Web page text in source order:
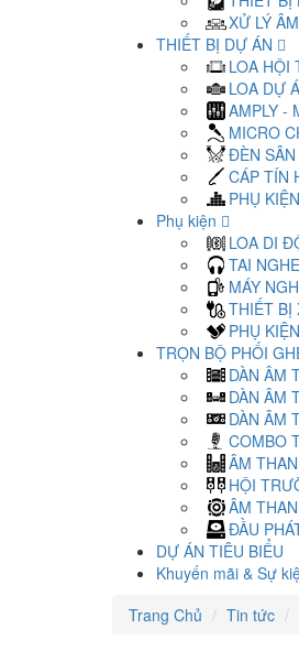
XỬ LÝ
THIẾT BỊ DỰ ÁN
LOA HỘI
LOA DỰ
AMPLY -
MICRO
ĐÈN SÂN
CÁP TÍN
PHỤ
Phụ kiện
LOA DI
TAI NGHE
MÁY
THIẾT BỊ
PHỤ
TRỌN BỘ PHỐI
DÀN ÂM
DÀN ÂM
DÀN ÂM
COMBO
ÂM
HỘI
ÂM
ĐẦU
DỰ ÁN TIÊU BIỂU
Khuyến mãi & Sự
Trang Chủ
Tin tức